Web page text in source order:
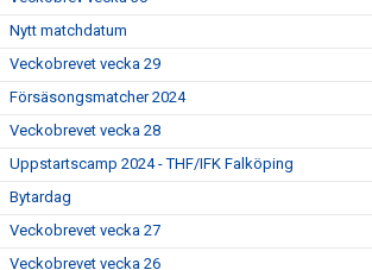
Nytt matchdatum
Veckobrevet vecka 29
Försäsongsmatcher 2024
Veckobrevet vecka 28
Uppstartscamp 2024 - THF/IFK Falköping
Bytardag
Veckobrevet vecka 27
Veckobrevet vecka 26